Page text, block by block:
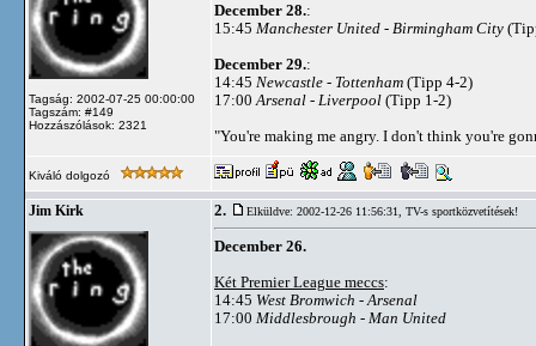
Tagság: 2002-07-25 00:00:00
Tagszám: #149
Hozzászólások: 2321
December 28.:
15:45 Manchester United - Birmingham City
December 29.:
14:45 Newcastle - Tottenham (Tipp 4-2)
17:00 Arsenal - Liverpool (Tipp 1-2)
"You're making me angry. I don't think you're
Kiváló dolgozó
Jim Kirk 2. Elküldve: 2002-12-26 11:56:31, TV-s sportközvetítések!
December 26.
Két Premier League meccs:
14:45 West Bromwich - Arsenal
17:00 Middlesbrough - Man United